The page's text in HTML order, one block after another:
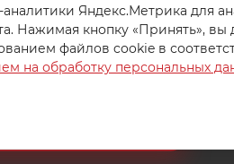
Яндекс.Метрика для
Нажимая кнопку «Принять», вы
файлов cookie в
на обработку персональных